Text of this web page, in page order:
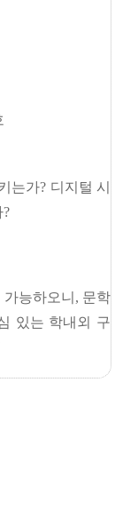
는가? 디지털 시
능하오니, 문학
있는 학내외 구